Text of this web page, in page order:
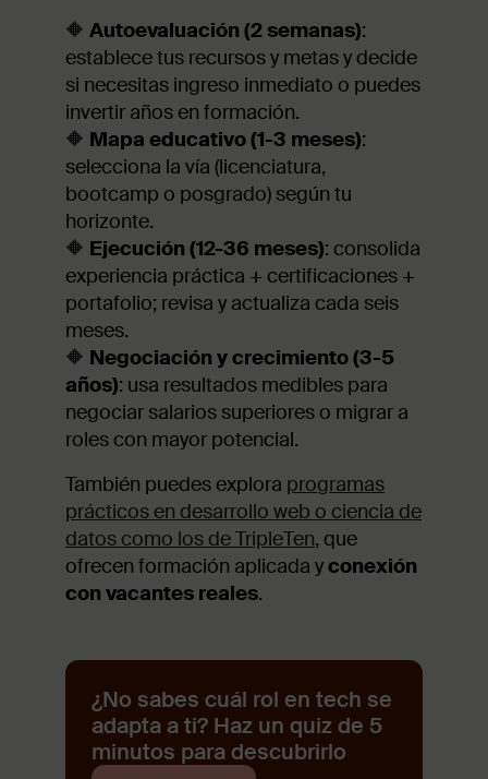
🔶 Autoevaluación (2 semanas):
establece tus recursos y metas y decide
si necesitas ingreso inmediato o puedes
invertir años en formación.
🔶 Mapa educativo (1-3 meses):
selecciona la vía (licenciatura,
bootcamp o posgrado) según tu
horizonte.
🔶 Ejecución (12-36 meses): consolida
experiencia práctica + certificaciones +
portafolio; revisa y actualiza cada seis
meses.
🔶 Negociación y crecimiento (3-5
años): usa resultados medibles para
negociar salarios superiores o migrar a
roles con mayor potencial.
También puedes explora programas
prácticos en desarrollo web o ciencia de
datos como los de TripleTen, que
ofrecen formación aplicada yconexión
con vacantes reales.
¿No sabes cuál rol en tech se
adapta a ti? Haz un quiz de 5
minutos para descubrirlo